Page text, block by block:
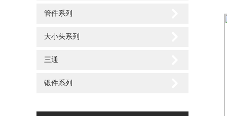
管件系列
大小头系列
三通
锻件系列